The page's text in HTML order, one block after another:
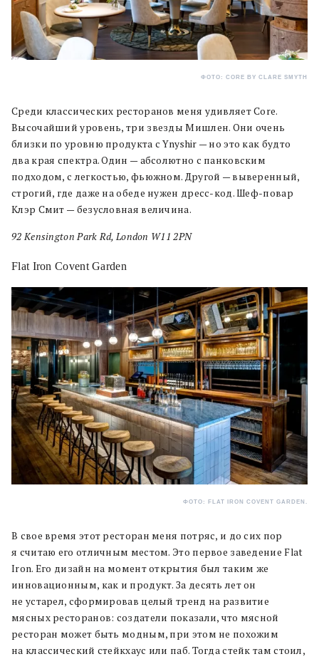
ФОТО: CORE BY CLARE SMYTH
Среди классических ресторанов меня удивляет Core.
Высочайший уровень, три звезды Мишлен. Они очень
близки по уровню продукта с Ynyshir — но это как будто
два края спектра. Один — абсолютно с панковским
подходом, с легкостью, фьюжном. Другой — выверенный,
строгий, где даже на обеде нужен дресс-код. Шеф-повар
Клэр Смит — безусловная величина.
92 Kensington Park Rd, London W11 2PN
Flat Iron Covent Garden
ФОТО: FLAT IRON COVENT GARDEN.
В свое время этот ресторан меня потряс, и до сих пор
я считаю его отличным местом. Это первое заведение Flat
Iron. Его дизайн на момент открытия был таким же
инновационным, как и продукт. За десять лет он
не устарел, сформировав целый тренд на развитие
мясных ресторанов: создатели показали, что мясной
ресторан может быть модным, при этом не похожим
на классический стейкхаус или паб. Тогда стейк там стоил,